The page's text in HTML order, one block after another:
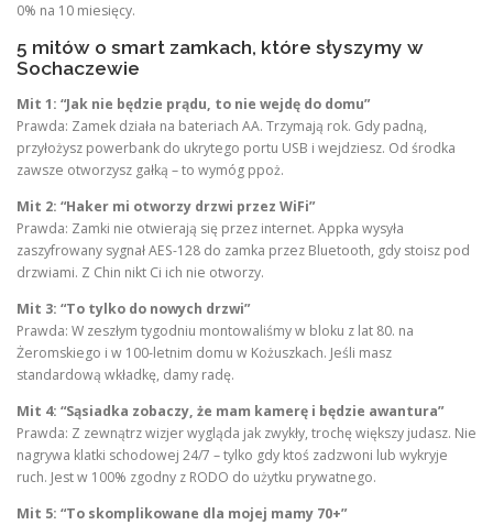
0% na 10 miesięcy.
5 mitów o smart zamkach, które słyszymy w
Sochaczewie
Mit 1: “Jak nie będzie prądu, to nie wejdę do domu”
Prawda: Zamek działa na bateriach AA. Trzymają rok. Gdy padną,
przyłożysz powerbank do ukrytego portu USB i wejdziesz. Od środka
zawsze otworzysz gałką – to wymóg ppoż.
Mit 2: “Haker mi otworzy drzwi przez WiFi”
Prawda: Zamki nie otwierają się przez internet. Appka wysyła
zaszyfrowany sygnał AES-128 do zamka przez Bluetooth, gdy stoisz pod
drzwiami. Z Chin nikt Ci ich nie otworzy.
Mit 3: “To tylko do nowych drzwi”
Prawda: W zeszłym tygodniu montowaliśmy w bloku z lat 80. na
Żeromskiego i w 100-letnim domu w Kożuszkach. Jeśli masz
standardową wkładkę, damy radę.
Mit 4: “Sąsiadka zobaczy, że mam kamerę i będzie awantura”
Prawda: Z zewnątrz wizjer wygląda jak zwykły, trochę większy judasz. Nie
nagrywa klatki schodowej 24/7 – tylko gdy ktoś zadzwoni lub wykryje
ruch. Jest w 100% zgodny z RODO do użytku prywatnego.
Mit 5: “To skomplikowane dla mojej mamy 70+”